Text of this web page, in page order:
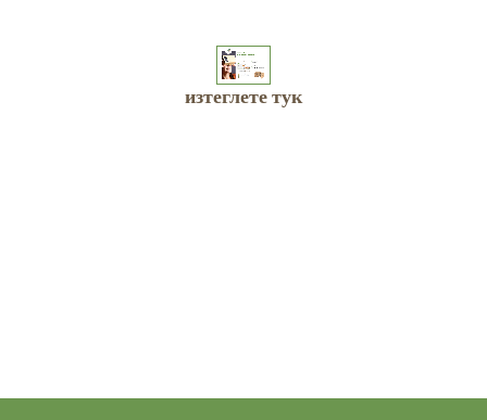
изтеглете тук